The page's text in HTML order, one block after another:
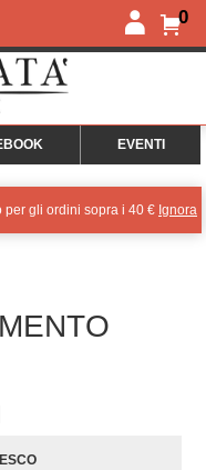
0
EVENTI
per gli ordini sopra i 40 € Ignora